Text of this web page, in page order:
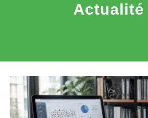
Actualité